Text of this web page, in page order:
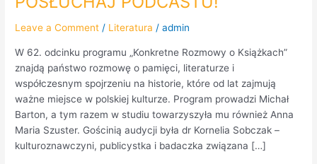
Leave a Comment / Literatura /admin
W 62. odcinku programu „Konkretne Rozmowy o Książkach”
znajdą państwo rozmowę o pamięci, literaturze i
współczesnym spojrzeniu na historie, które od lat zajmują
ważne miejsce w polskiej kulturze. Program prowadzi Michał
Barton, a tym razem w studiu towarzyszyła mu również Anna
Maria Szuster. Gościnią audycji była dr Kornelia Sobczak –
kulturoznawczyni, publicystka i badaczka związana […]